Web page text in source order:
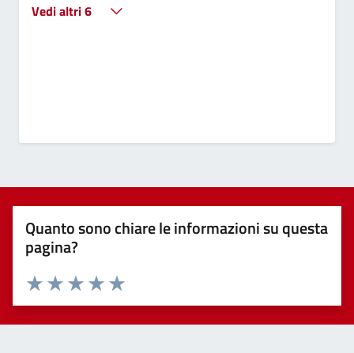
Vedi altri 6
Quanto sono chiare le informazioni su questa
pagina?
Valuta 5 stelle su 5
Valuta 4 stelle su 5
Valuta 3 stelle su 5
Valuta 2 stelle su 5
Valuta 1 stelle su 5